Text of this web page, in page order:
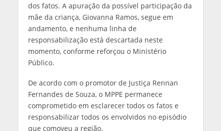
dos fatos. A apuração da possível participação da
mãe da criança, Giovanna Ramos, segue em
andamento, e nenhuma linha de
responsabilização está descartada neste
momento, conforme reforçou o Ministério
Público.
De acordo com o promotor de Justiça Rennan
Fernandes de Souza, o MPPE permanece
comprometido em esclarecer todos os fatos e
responsabilizar todos os envolvidos no episódio
que comoveu a região.